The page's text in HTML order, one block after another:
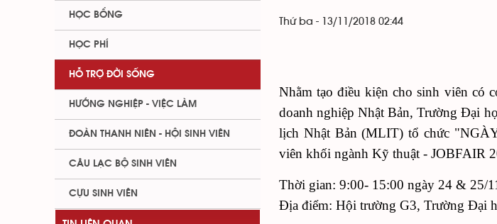
Thứ ba - 13/11/2018 02:44
Nhằm tạo điều kiện cho sinh viên có
doanh nghiệp Nhật Bản, Trường Đại
lịch Nhật Bản (MLIT) tổ chức
viên khối ngành Kỹ thuật - JOBFAIR
Thời gian: 9:00- 15:00 ngày 24 & 25/
Địa điểm: Hội trường G3, Trường Đại
HỌC BỔNG
HỌC PHÍ
HỖ TRỢ ĐỜI SỐNG
HƯỚNG NGHIỆP - VIỆC LÀM
ĐOÀN THANH NIÊN - HỘI SINH VIÊN
CÂU LẠC BỘ SINH VIÊN
CỰU SINH VIÊN